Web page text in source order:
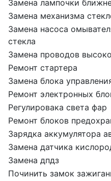
Замена лампочки
Замена механизма
Замена насоса
стекла
Замена проводов
Ремонт стартера
Замена блока
Ремонт электронных
Регулировака света фар
Ремонт блоков
Зарядка аккумулятора
Замена датчика
Замена дпдз
Починить замок